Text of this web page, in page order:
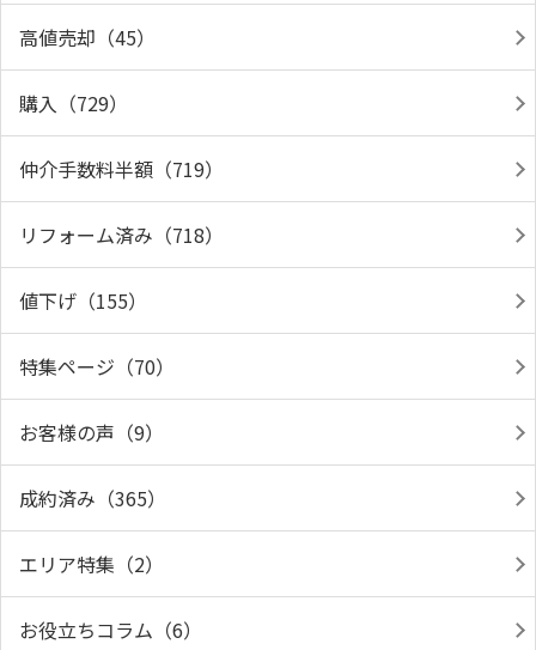
高値売却（45）
購入（729）
仲介手数料半額（719）
リフォーム済み（718）
値下げ（155）
特集ページ（70）
お客様の声（9）
成約済み（365）
エリア特集（2）
お役立ちコラム（6）